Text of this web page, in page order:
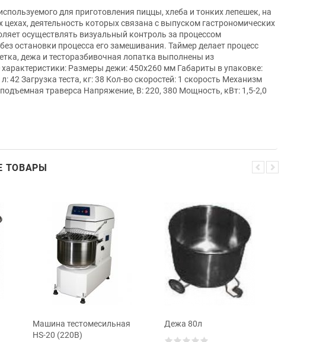
для приготовления пиццы, хлеба и тонких лепешек, на
деятельность которых связана с выпуском гастрономических
осуществлять визуальный контроль за процессом
остановки процесса его замешивания. Таймер делает процесс
дежа и тесторазбивочная лопатка выполнены из
Размеры дежи: 450x260 мм Габариты в упаковке:
Загрузка теста, кг: 38 Кол-во скоростей: 1 скорость Механизм
траверса Напряжение, В: 220, 380 Мощность, кВт: 1,5-2,0
ТОВАРЫ
Машина тестомесильная
HS-20 (220В)
Дежа 80л